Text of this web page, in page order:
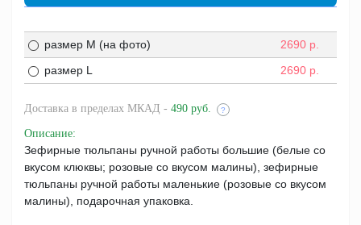
размер M (на фото) 2690 р.
размер L
2690 р.
Доставка в пределах МКАД - 490 руб. ?
Описание:
Зефирные тюльпаны ручной работы большие (белые со
вкусом клюквы; розовые со вкусом малины), зефирные
тюльпаны ручной работы маленькие (розовые со вкусом
малины), подарочная упаковка.